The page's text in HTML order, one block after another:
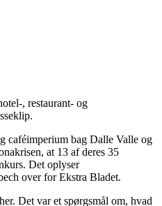
, restaurant- og
caféimperium bag Dalle Valle og
at 13 af deres 35
Det oplyser
over for Ekstra Bladet.
Det var et spørgsmål om, hvad